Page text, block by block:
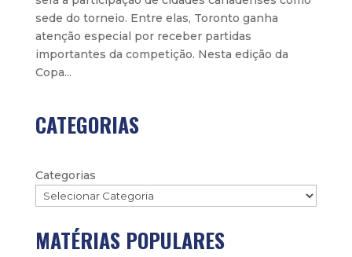
sede do torneio. Entre elas, Toronto ganha
atenção especial por receber partidas
importantes da competição. Nesta edição da
Copa...
CATEGORIAS
Categorias
MATÉRIAS POPULARES